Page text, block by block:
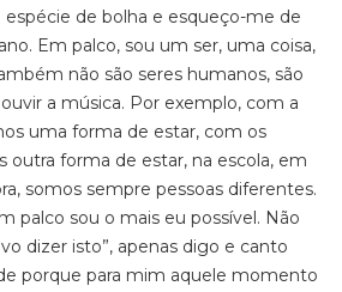
de bolha e esqueço-me de
Em palco, sou um ser, uma coisa,
não são seres humanos, são
a música. Por exemplo, com a
uma forma de estar, com os
outra forma de estar, na escola, em
somos sempre pessoas diferentes.
palco sou o mais eu possível. Não
dizer isto”, apenas digo e canto
porque para mim aquele momento